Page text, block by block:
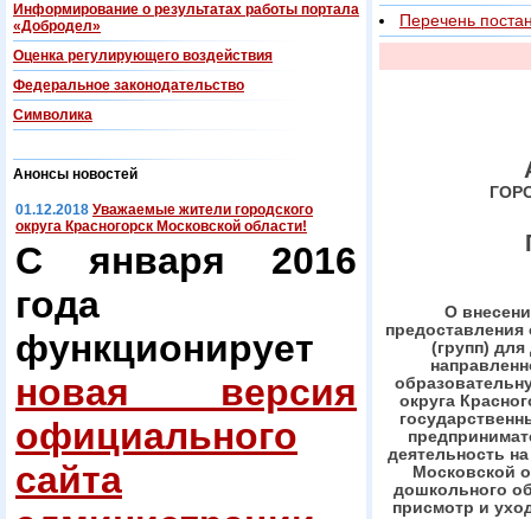
Информирование о результатах работы портала
«Добродел»
Оценка регулирующего воздействия
Федеральнoe законодательство
Символика
Анонсы новостей
01.12.2018 Уважаемые жители городского
округа Красногорск Московской области!
С января 2016
года
функционирует
новая версия
официального
сайта
Перечень
О
(групп)
округа
деятельность
Московской
дошкольного
присмотр и